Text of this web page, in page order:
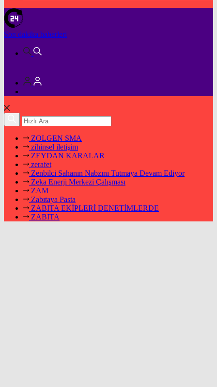
Son dakika haberleri
ZOLGEN SMA
zihinsel iletişim
ZEYDAN KARALAR
zerafet
Zenbilci Sahanın Nabzını Tutmaya Devam Ediyor
Zeka Enerji Merkezi Çalışması
ZAM
Zabıtaya Pasta
ZABITA EKİPLERİ DENETİMLERDE
ZABITA